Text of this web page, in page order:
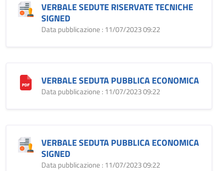
VERBALE SEDUTE RISERVATE TECNICHE
SIGNED
Data pubblicazione : 11/07/2023 09:22
VERBALE SEDUTA PUBBLICA ECONOMICA
Data pubblicazione : 11/07/2023 09:22
VERBALE SEDUTA PUBBLICA ECONOMICA
SIGNED
Data pubblicazione : 11/07/2023 09:22